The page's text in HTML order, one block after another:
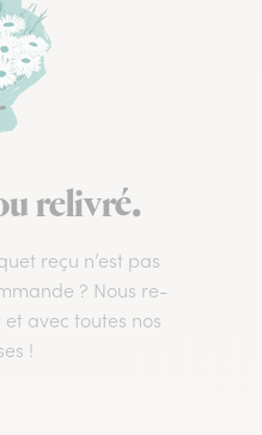
relivré.
reçu n’est pas
? Nous re-
avec toutes nos
!